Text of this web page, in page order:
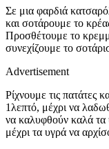
Σε μια φαρδιά
και σοτάρουμε το
Προσθέτουμε το
συνεχίζουμε το
Advertisement
Ρίχνουμε τις πατάτες
1λεπτό, μέχρι να
να καλυφθούν καλά τα
μέχρι τα υγρά να